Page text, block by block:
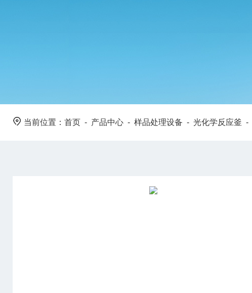
当前位置： 首页 - 产品中心 - 样品处理设备 - 光化学反应釜 -